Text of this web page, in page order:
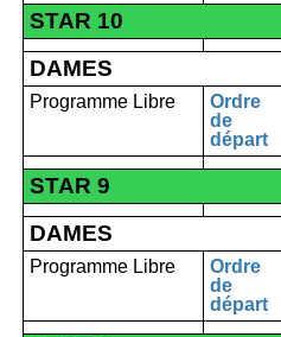
STAR 10
DAMES
Programme Libre
Ordre
de
départ
STAR 9
DAMES
Programme Libre
Ordre
de
départ